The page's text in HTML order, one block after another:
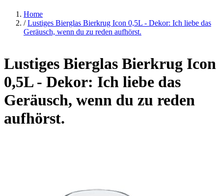
Home
/ Lustiges Bierglas Bierkrug Icon 0,5L - Dekor: Ich liebe das
Geräusch, wenn du zu reden aufhörst.
Lustiges Bierglas Bierkrug Icon
0,5L - Dekor: Ich liebe das
Geräusch, wenn du zu reden
aufhörst.